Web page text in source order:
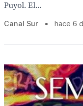
Puyol. El...
Canal Sur • hace 6